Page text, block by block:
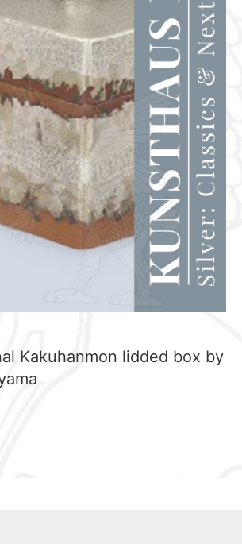
Kakuhanmon lidded box by